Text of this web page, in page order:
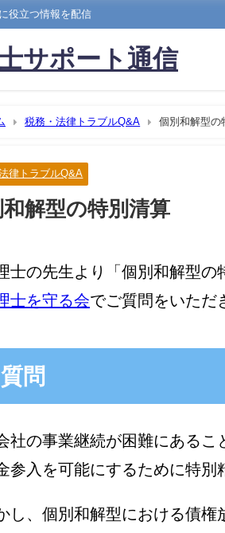
役立つ情報を配信
サポート通信
税務・法律トラブルQ&A 個別和解型の
律トラブルQ&A
解型の特別清算
士の先生より「個別和解型の
士を守る会でご質問をいただ
質問
社の事業継続が困難にあるこ
参入を可能にするために特別
し、個別和解型における債